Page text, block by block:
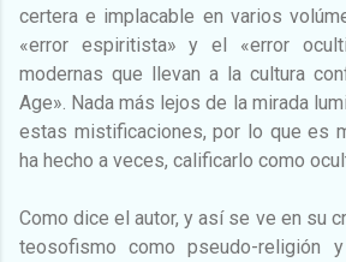
certera e implacable en varios
«error espiritista» y el «error
modernas que llevan a la cultura
Age». Nada más lejos de la mirada
estas mistificaciones, por lo que es
ha hecho a veces, calificarlo como
Como dice el autor, y así se ve en su
teosofismo como pseudo-religión